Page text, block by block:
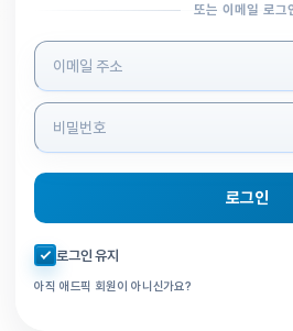
또는 이메일 로그
로그인 정보 입력
로그인
자동로그인 체크
로그인 유지
아직 애드픽 회원이 아니신가요?